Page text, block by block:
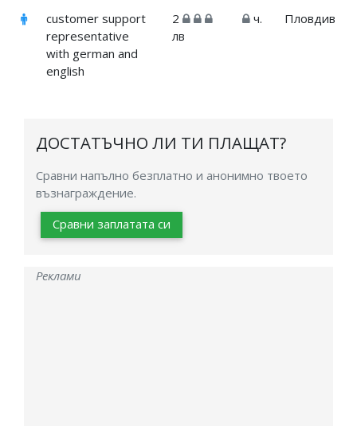
customer support
representative
with german and
english
2
лв
ч. Пловдив
ДОСТАТЪЧНО ЛИ ТИ ПЛАЩАТ?
Сравни напълно безплатно и анонимно твоето
възнаграждение.
Сравни заплатата си
Реклами